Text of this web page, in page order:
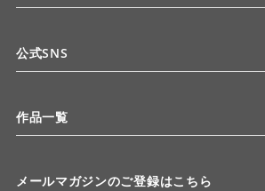
公式SNS
作品一覧
メールマガジンのご登録はこちら